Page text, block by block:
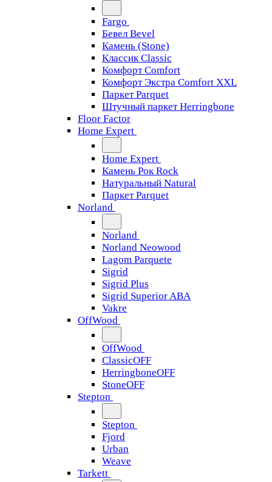
Fargo
Бевел Bevel
Камень (Stone)
Классик Classic
Комфорт Comfort
Комфорт Экстра Comfort XXL
Паркет Parquet
Штучный паркет Herringbone
Floor Factor
Home Expert
Home Expert
Камень Рок Rock
Натуральный Natural
Паркет Parquet
Norland
Norland
Norland Neowood
Lagom Parquete
Sigrid
Sigrid Plus
Sigrid Superior ABA
Vakre
OffWood
OffWood
ClassicOFF
HerringboneOFF
StoneOFF
Stepton
Stepton
Fjord
Urban
Weave
Tarkett